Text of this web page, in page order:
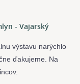
- Vajarský
výstavu narýchlo
ďakujeme. Na